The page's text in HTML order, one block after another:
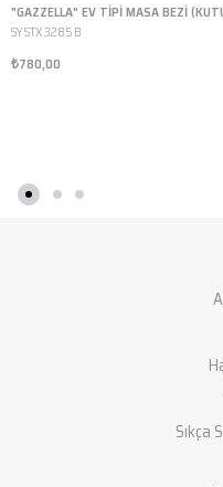
SY STX 3285 B
₺780,00
Sıkça